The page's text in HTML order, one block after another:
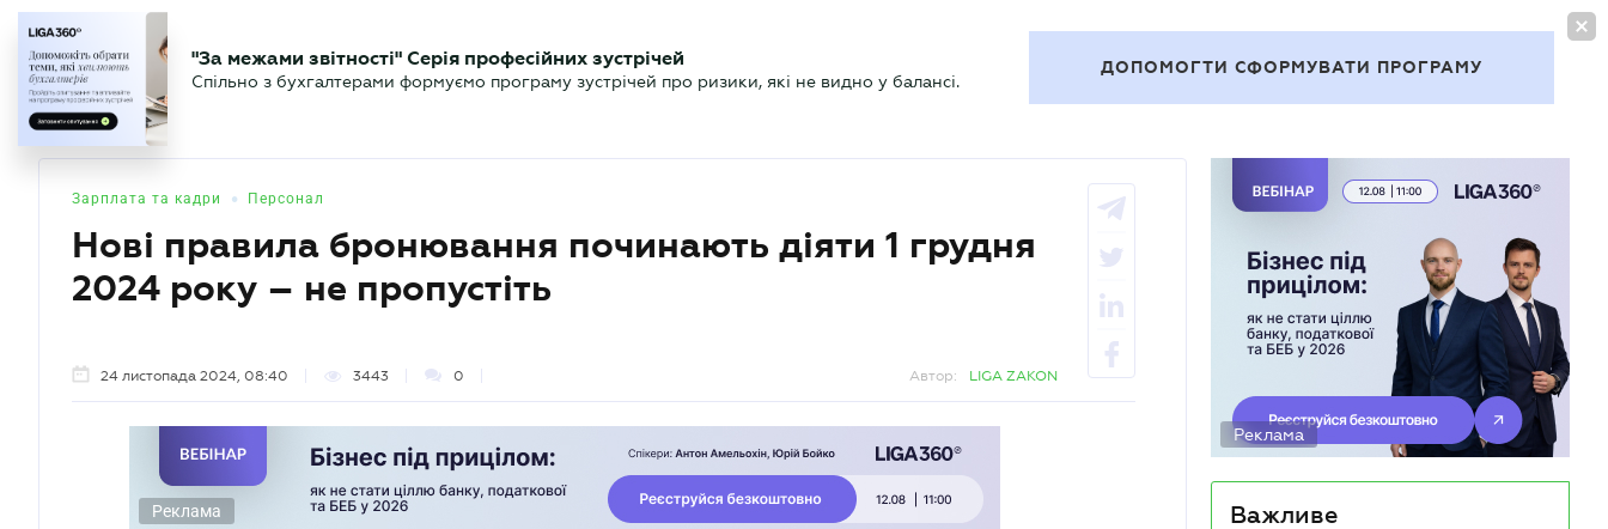
БУХГАЛТЕР Новини Аналітика Календар Актуально
"За межами звітності" Серія професійних зустрічей
Спільно з бухгалтерами формуємо програму зустрічей про ризики, які не видно у балансі.
ДОПОМОГТИ СФОРМУВАТИ ПРОГРАМУ
Зарплата та кадри • Персонал
Нові правила бронювання починають діяти 1 грудня
2024 року – не пропустіть
24 листопада 2024, 08:40 3443 0 Автор: LIGA ZAKON
Реклама
Реклама
Важливе